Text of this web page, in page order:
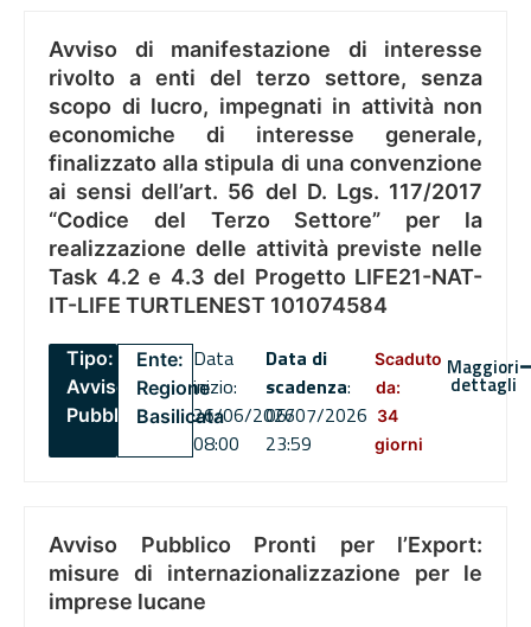
Avviso di manifestazione di interesse
rivolto a enti del terzo settore, senza
scopo di lucro, impegnati in attività non
economiche di interesse generale,
finalizzato alla stipula di una convenzione
ai sensi dell’art. 56 del D. Lgs. 117/2017
“Codice del Terzo Settore” per la
realizzazione delle attività previste nelle
Task 4.2 e 4.3 del Progetto LIFE21-NAT-
IT-LIFE TURTLENEST 101074584
Tipo:
Avviso
Pubblico
Ente:
Regione
Basilicata
Data
inizio:
26/06/2026
08:00
Data di
scadenza:
06/07/2026
23:59
Scaduto
da:
34
giorni
Maggiori
dettagli
Avviso Pubblico Pronti per l’Export:
misure di internazionalizzazione per le
imprese lucane